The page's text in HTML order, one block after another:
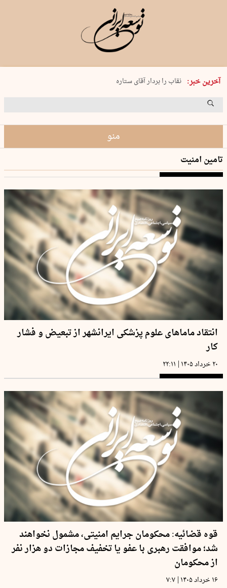
آخرین خبر:
پنجشنبه 15 مرداد 1405 شماره 2243
نقاب را بردار آقای ستاره
منو
تامین امنیت
انتقاد ماماهای علوم پزشکی ایرانشهر از تبعیض و فشار
کار
۲۰ خرداد ۱۴۰۵ | ۲۲:۱۱
قوه قضائیه: محکومان جرایم امنیتی، مشمول نخواهند
شد؛ موافقت رهبری با عفو یا تخفیف مجازات دو هزار نفر
از محکومان
۱۶ خرداد ۱۴۰۵ | ۷:۷